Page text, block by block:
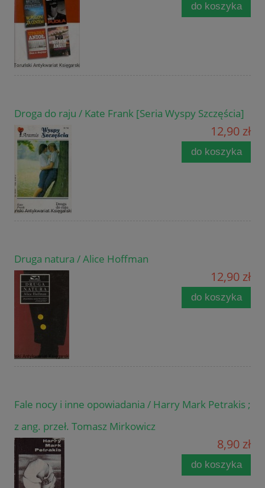
do koszyka
Droga do raju / Kate Frank [Seria Wyspy Szczęścia]
12,90 zł
do koszyka
Druga natura / Alice Hoffman
12,90 zł
do koszyka
Fale nocy i inne opowiadania / Harry Mark Petrakis ;
z ang. przeł. Tomasz Mirkowicz
8,90 zł
do koszyka